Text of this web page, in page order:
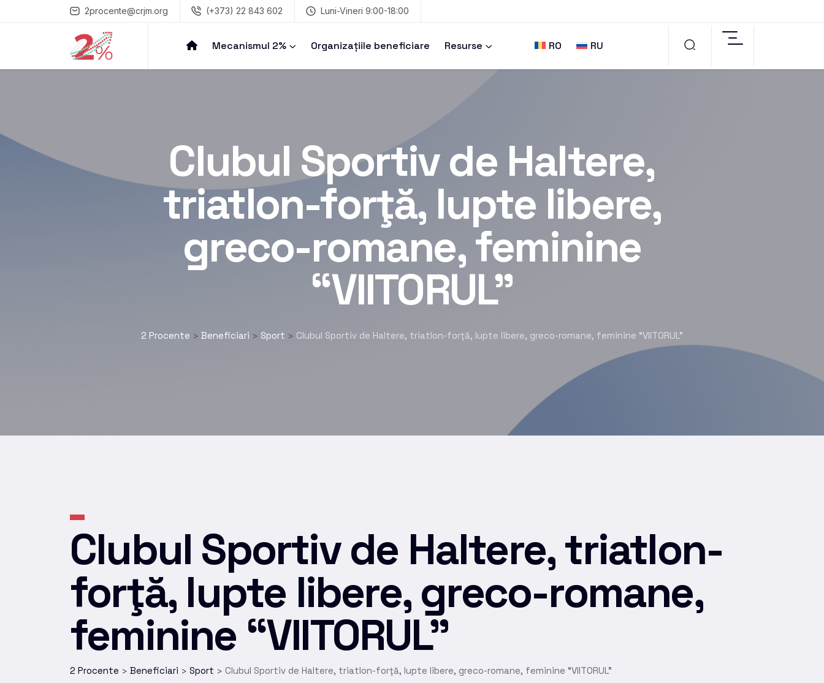
2procente@crjm.org (+373) 22 843 602 Luni-Vineri 9:00-18:00
Mecanismul 2% Organizațiile beneficiare Resurse RO RU
Clubul Sportiv de Haltere,
triatlon-forţă, lupte libere,
greco-romane, feminine
“VIITORUL”
2 Procente > Beneficiari > Sport > Clubul Sportiv de Haltere, triatlon-forţă, lupte libere, greco-romane, feminine “VIITORUL”
Clubul Sportiv de Haltere, triatlon-
forţă, lupte libere, greco-romane,
feminine “VIITORUL”
2 Procente > Beneficiari > Sport > Clubul Sportiv de Haltere, triatlon-forţă, lupte libere, greco-romane, feminine “VIITORUL”